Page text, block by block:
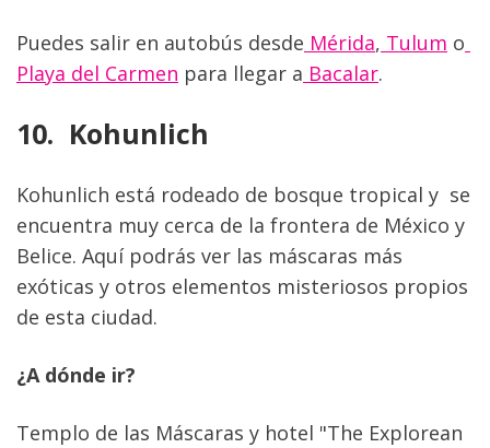
Puedes salir en autobús desde Mérida, Tulum o
Playa del Carmen para llegar a Bacalar.
10.  Kohunlich
Kohunlich está rodeado de bosque tropical y  se
encuentra muy cerca de la frontera de México y
Belice. Aquí podrás ver las máscaras más
exóticas y otros elementos misteriosos propios
de esta ciudad.
¿A dónde ir?
Templo de las Máscaras y hotel "The Explorean